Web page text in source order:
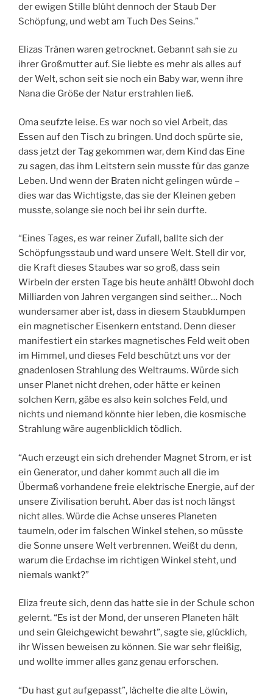
der ewigen Stille blüht dennoch der Staub Der
Schöpfung, und webt am Tuch Des Seins.”
Elizas Tränen waren getrocknet. Gebannt sah sie zu
ihrer Großmutter auf. Sie liebte es mehr als alles auf
der Welt, schon seit sie noch ein Baby war, wenn ihre
Nana die Größe der Natur erstrahlen ließ.
Oma seufzte leise. Es war noch so viel Arbeit, das
Essen auf den Tisch zu bringen. Und doch spürte sie,
dass jetzt der Tag gekommen war, dem Kind das Eine
zu sagen, das ihm Leitstern sein musste für das ganze
Leben. Und wenn der Braten nicht gelingen würde –
dies war das Wichtigste, das sie der Kleinen geben
musste, solange sie noch bei ihr sein durfte.
“Eines Tages, es war reiner Zufall, ballte sich der
Schöpfungsstaub und ward unsere Welt. Stell dir vor,
die Kraft dieses Staubes war so groß, dass sein
Wirbeln der ersten Tage bis heute anhält! Obwohl doch
Milliarden von Jahren vergangen sind seither… Noch
wundersamer aber ist, dass in diesem Staubklumpen
ein magnetischer Eisenkern entstand. Denn dieser
manifestiert ein starkes magnetisches Feld weit oben
im Himmel, und dieses Feld beschützt uns vor der
gnadenlosen Strahlung des Weltraums. Würde sich
unser Planet nicht drehen, oder hätte er keinen
solchen Kern, gäbe es also kein solches Feld, und
nichts und niemand könnte hier leben, die kosmische
Strahlung wäre augenblicklich tödlich.
“Auch erzeugt ein sich drehender Magnet Strom, er ist
ein Generator, und daher kommt auch all die im
Übermaß vorhandene freie elektrische Energie, auf der
unsere Zivilisation beruht. Aber das ist noch längst
nicht alles. Würde die Achse unseres Planeten
taumeln, oder im falschen Winkel stehen, so müsste
die Sonne unsere Welt verbrennen. Weißt du denn,
warum die Erdachse im richtigen Winkel steht, und
niemals wankt?”
Eliza freute sich, denn das hatte sie in der Schule schon
gelernt. “Es ist der Mond, der unseren Planeten hält
und sein Gleichgewicht bewahrt”, sagte sie, glücklich,
ihr Wissen beweisen zu können. Sie war sehr fleißig,
und wollte immer alles ganz genau erforschen.
“Du hast gut aufgepasst”, lächelte die alte Löwin,